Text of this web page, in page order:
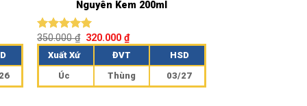
Nguyên Kem 200ml
Được xếp
hạng5.00
5 sao
350.000₫ 320.000₫
Xuất Xứ ĐVT
HSD
Úc
Thùng 03/27